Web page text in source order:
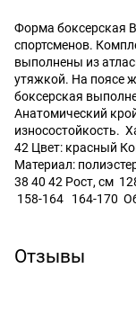
Форма боксерская
спортсменов.
выполнены из
утяжкой. На поясе
боксерская
Анатомический
износостойкость.
42 Цвет: красный
Материал:
38 40 42 Рост, см
158-164 164-170
Отзывы